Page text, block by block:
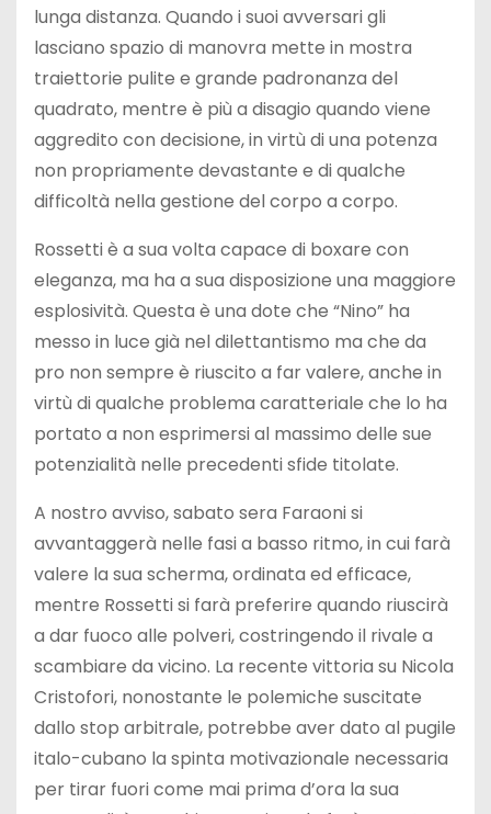
lunga distanza. Quando i suoi avversari gli
lasciano spazio di manovra mette in mostra
traiettorie pulite e grande padronanza del
quadrato, mentre è più a disagio quando viene
aggredito con decisione, in virtù di una potenza
non propriamente devastante e di qualche
difficoltà nella gestione del corpo a corpo.
Rossetti è a sua volta capace di boxare con
eleganza, ma ha a sua disposizione una maggiore
esplosività. Questa è una dote che “Nino” ha
messo in luce già nel dilettantismo ma che da
pro non sempre è riuscito a far valere, anche in
virtù di qualche problema caratteriale che lo ha
portato a non esprimersi al massimo delle sue
potenzialità nelle precedenti sfide titolate.
A nostro avviso, sabato sera Faraoni si
avvantaggerà nelle fasi a basso ritmo, in cui farà
valere la sua scherma, ordinata ed efficace,
mentre Rossetti si farà preferire quando riuscirà
a dar fuoco alle polveri, costringendo il rivale a
scambiare da vicino. La recente vittoria su Nicola
Cristofori, nonostante le polemiche suscitate
dallo stop arbitrale, potrebbe aver dato al pugile
italo-cubano la spinta motivazionale necessaria
per tirar fuori come mai prima d’ora la sua